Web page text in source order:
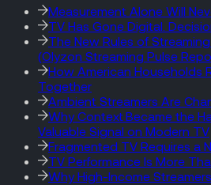
Measurement Alone Will
TV Has Gone Digital.
The New Rules of
(Olyzon Streaming Pulse
How American Households
Together
Ambient Streamers Are
Why Context Became the
Valuable Signal on Modern TV
Fragmented TV Requires a
TV Performance Is More
Why High-Income